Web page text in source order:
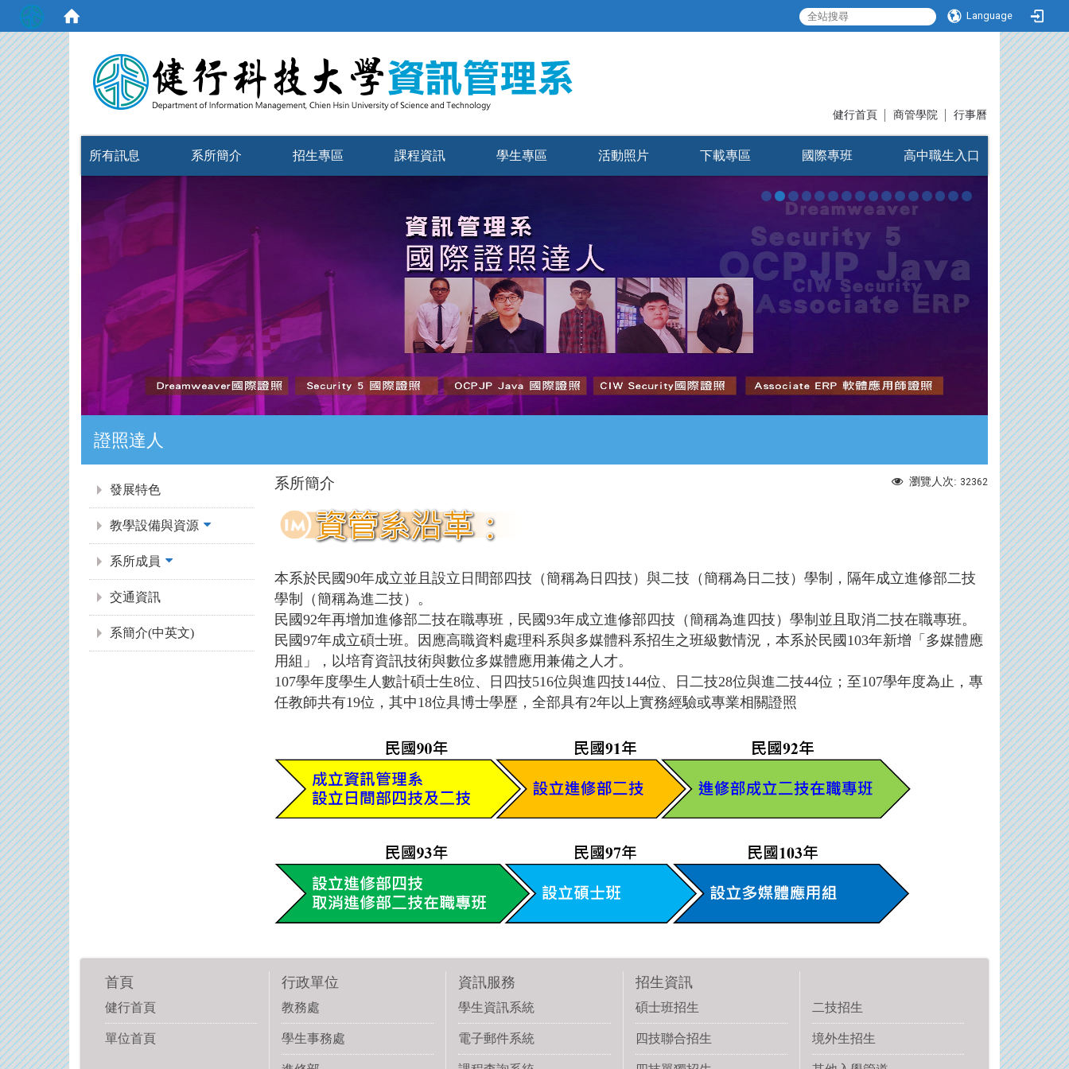
Language
健行首頁 商管學院 行事曆
所有訊息 系所簡介 招生專區 課程資訊 學生專區 活動照片 下載專區 國際專班 高中職生入口
證照達人
發展特色
教學設備與資源
系所成員
交通資訊
系簡介(中英文)
瀏覽人次: 32362
系所簡介
本系於民國90年成立並且設立日間部四技（簡稱為日四技）與二技（簡稱為日二技）學制，隔年成立進修部二技
學制（簡稱為進二技）。
民國92年再增加進修部二技在職專班，民國93年成立進修部四技（簡稱為進四技）學制並且取消二技在職專班。
民國97年成立碩士班。因應高職資料處理科系與多媒體科系招生之班級數情況，本系於民國103年新增「多媒體應
用組」，以培育資訊技術與數位多媒體應用兼備之人才。
107學年度學生人數計碩士生8位、日四技516位與進四技144位、日二技28位與進二技44位；至107學年度為止，專
任教師共有19位，其中18位具博士學歷，全部具有2年以上實務經驗或專業相關證照
首頁
健行首頁
單位首頁
行政單位
教務處
學生事務處
資訊服務
學生資訊系統
電子郵件系統
招生資訊
碩士班招生
四技聯合招生
二技招生
境外生招生